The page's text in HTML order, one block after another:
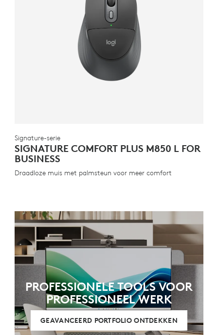
Signature-serie
SIGNATURE COMFORT PLUS M850 L FOR
BUSINESS
Draadloze muis met palmsteun voor meer comfort
PROFESSIONELE TOOLS VOOR
PROFESSIONEEL WERK
GEAVANCEERD PORTFOLIO ONTDEKKEN